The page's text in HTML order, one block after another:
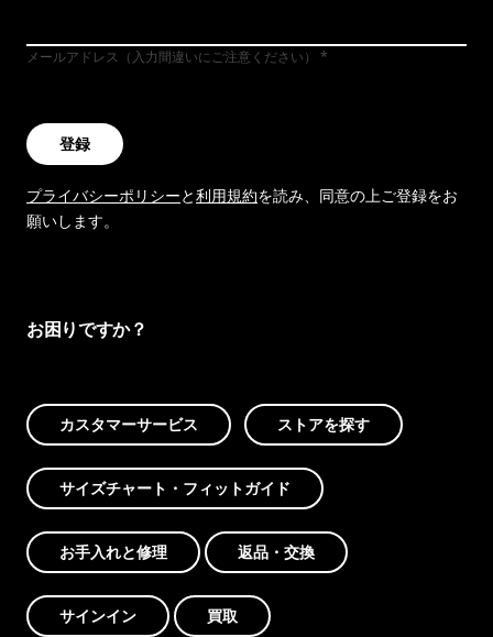
メールアドレス（入力間違いにご注意ください）
登録
プライバシーポリシーと利用規約を読み、同意の上ご登録をお
願いします。
お困りですか？
カスタマーサービス ストアを探す
サイズチャート・フィットガイド
お手入れと修理 返品・交換
サインイン 買取